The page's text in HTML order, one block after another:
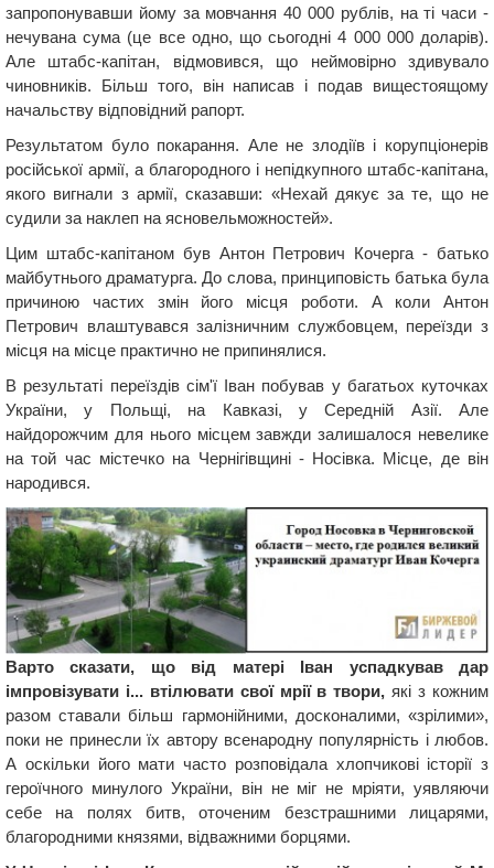
запропонувавши йому за мовчання 40 000 рублів, на ті часи -
нечувана сума (це все одно, що сьогодні 4 000 000 доларів).
Але штабс-капітан, відмовився, що неймовірно здивувало
чиновників. Більш того, він написав і подав вищестоящому
начальству відповідний рапорт.
Результатом було покарання. Але не злодіїв і корупціонерів
російської армії, а благородного і непідкупного штабс-капітана,
якого вигнали з армії, сказавши: «Нехай дякує за те, що не
судили за наклеп на ясновельможностей».
Цим штабс-капітаном був Антон Петрович Кочерга - батько
майбутнього драматурга. До слова, принциповість батька була
причиною частих змін його місця роботи. А коли Антон
Петрович влаштувався залізничним службовцем, переїзди з
місця на місце практично не припинялися.
В результаті переїздів сім'ї Іван побував у багатьох куточках
України, у Польщі, на Кавказі, у Середній Азії. Але
найдорожчим для нього місцем завжди залишалося невелике
на той час містечко на Чернігівщині - Носівка. Місце, де він
народився.
Варто сказати, що від матері Іван успадкував дар
імпровізувати і... втілювати свої мрії в твори, які з кожним
разом ставали більш гармонійними, досконалими, «зрілими»,
поки не принесли їх автору всенародну популярність і любов.
А оскільки його мати часто розповідала хлопчикові історії з
героїчного минулого України, він не міг не мріяти, уявляючи
себе на полях битв, оточеним безстрашними лицарями,
благородними князями, відважними борцями.